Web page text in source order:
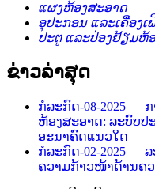
ແຜງຫ້ອງສະອາດ
ອຸປະກອນ ແລະເຄື່ອງເ
ປະຕູ ແລະປ່ອງຢ້ຽມຫ້
ຂ່າວລ່າສຸດ
ກໍລະກົດ-08-2025
ຫ້ອງສະອາດ: ລະບົບປ
ອະນາຄົດແນວໃດ
ກໍລະກົດ-02-2025
ລ
ຄວາມກ້າວໜ້າດ້ານຄ